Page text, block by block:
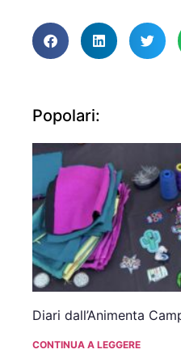
Popolari:
Diari dall’Animenta
CONTINUA A LEGGERE